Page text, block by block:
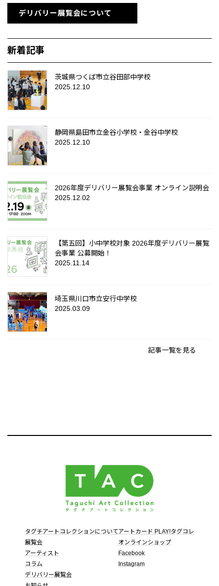
デリバリー展覧会について
新着記事
茨城県つくば市立谷田部中学校
2025.12.10
静岡県島田市立金谷小学校・金谷中学校
2025.12.10
2026年度デリバリー展覧会事業 オンライン説明会
2025.12.02
【第五回】小中学校対象 2026年度デリバリー展覧
会事業 公募開始！
2025.11.14
埼玉県川口市立安行中学校
2025.03.09
記事一覧を見る
タグチアートコレクションについて
展覧会
アーティスト
コラム
デリバリー展覧会
アートカード PLAY!タグコレ
オンラインショップ
Facebook
Instagram